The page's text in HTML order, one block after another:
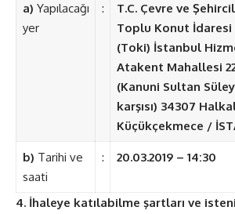
a) Yapılacağı
yer
:
T.C. Çevre ve
Toplu Konut İdaresi
(Toki) İstanbul
Atakent Mahallesi
(Kanuni Sultan
karşısı) 34307
Küçükçekmece /
b) Tarihi ve
saati
: 20.03.2019 – 14:30
4. İhaleye katılabilme şartları ve